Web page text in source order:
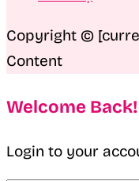
Copyright ©
Content
Welcome Back!
Login to your